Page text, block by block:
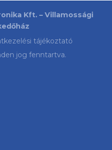
Kft. – Villamossági
tájékoztató
jog fenntartva.